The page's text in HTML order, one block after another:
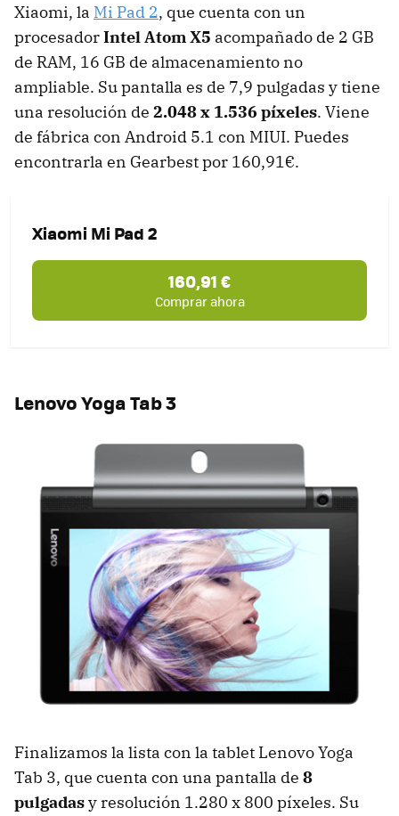
Xiaomi, la Mi Pad 2, que cuenta con un
procesadorIntel Atom X5 acompañado de 2 GB
de RAM, 16 GB de almacenamiento no
ampliable. Su pantalla es de 7,9 pulgadas y tiene
una resolución de 2.048 x 1.536 píxeles. Viene
de fábrica con Android 5.1 con MIUI. Puedes
encontrarla en Gearbest por 160,91€.
Xiaomi Mi Pad 2
160,91 €
Comprar ahora
Lenovo Yoga Tab 3
Finalizamos la lista con la tablet Lenovo Yoga
Tab 3, que cuenta con una pantalla de 8
pulgadasy resolución 1.280 x 800 píxeles. Su